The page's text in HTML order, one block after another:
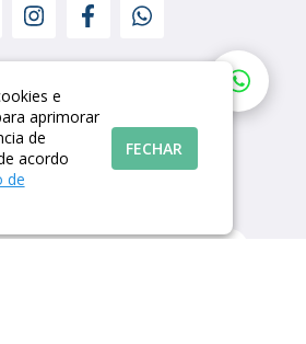
se um parceiro
e
aprimorar
de
acordo
de
FECHAR